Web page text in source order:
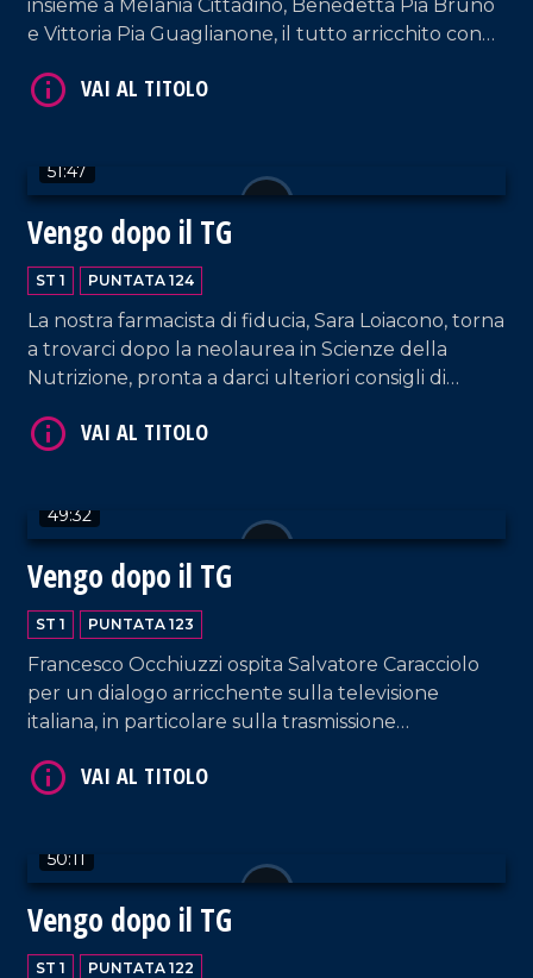
insieme a Melania Cittadino, Benedetta Pia Bruno
e Vittoria Pia Guaglianone, il tutto arricchito con
accoglienza del padrone di casa, Francesco
51:47
Vengo dopo il TG
ST 1 PUNTATA 124
La nostra farmacista di fiducia, Sara Loiacono, torna
a trovarci dopo la neolaurea in Scienze della
Nutrizione, pronta a darci ulteriori consigli di
brani interpretati dalla coppia Sorrentino-Pagano
49:32
Vengo dopo il TG
ST 1 PUNTATA 123
Francesco Occhiuzzi ospita Salvatore Caracciolo
per un dialogo arricchente sulla televisione
italiana, in particolare sulla trasmissione
anche dall'intervento di Antonella Grippo.
50:11
Vengo dopo il TG
ST 1 PUNTATA 122
VAI AL TITOLO
VAI AL TITOLO